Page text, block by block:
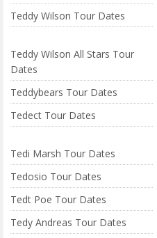
Teddy Wilson Tour Dates
Teddy Wilson All Stars Tour
Dates
Teddybears Tour Dates
Tedect Tour Dates
Tedi Marsh Tour Dates
Tedosio Tour Dates
Tedt Poe Tour Dates
Tedy Andreas Tour Dates